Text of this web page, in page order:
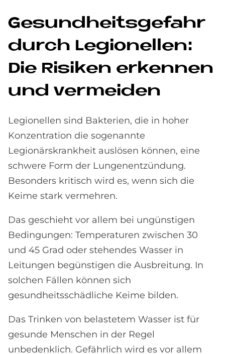
Ge­sund­heits­ge­fahr
durch Le­gio­nel­len:
Die Ri­si­ken er­ken­nen
und ver­mei­den
Legionellen sind Bakterien, die in hoher
Konzentration die sogenannte
Legionärskrankheit auslösen können, eine
schwere Form der Lungenentzündung.
Besonders kritisch wird es, wenn sich die
Keime stark vermehren.
Das geschieht vor allem bei ungünstigen
Bedingungen: Temperaturen zwischen 30
und 45 Grad oder stehendes Wasser in
Leitungen begünstigen die Ausbreitung. In
solchen Fällen können sich
gesundheitsschädliche Keime bilden.
Das Trinken von belastetem Wasser ist für
gesunde Menschen in der Regel
unbedenklich. Gefährlich wird es vor allem